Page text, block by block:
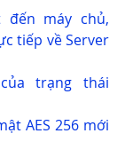
đến máy chủ,
tiếp về Server
trạng thái
AES 256 mới